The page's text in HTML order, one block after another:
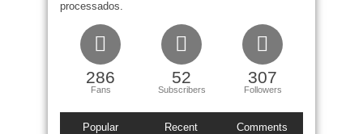
processados.
286
Fans
52
Subscribers
307
Followers
Popular Recent Comments